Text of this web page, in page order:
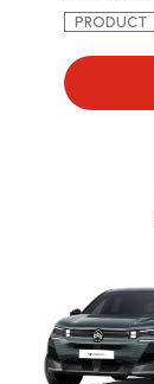
PRODUCT